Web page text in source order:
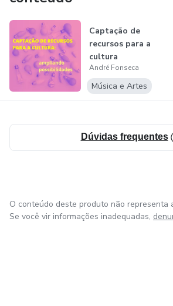
Além disso, assessoro marcas,
lidar adequadamente com públicos de
(como pessoas LGBTQIA+, negras e
isso, eu trabalho três esferas de
públicos: atendimento, comunicação e
consumo.
Captação de
recursos para a
cultura
André Fonseca
Música e Artes
Dúvidas frequentes
O conteúdo deste produto não representa
Se você vir informações inadequadas,